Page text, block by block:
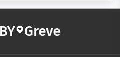
Greve